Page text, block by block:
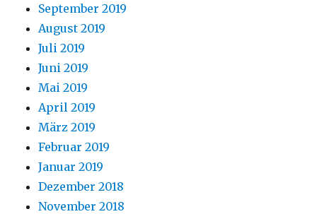
September 2019
August 2019
Juli 2019
Juni 2019
Mai 2019
April 2019
März 2019
Februar 2019
Januar 2019
Dezember 2018
November 2018